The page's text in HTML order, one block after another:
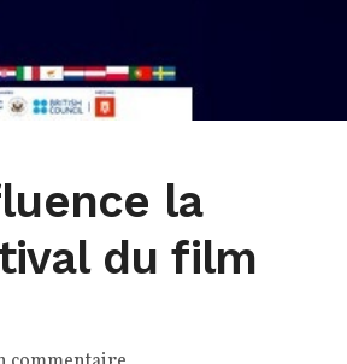
la
du film